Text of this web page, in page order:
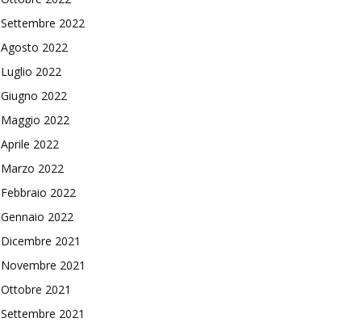
Settembre 2022
Agosto 2022
Luglio 2022
Giugno 2022
Maggio 2022
Aprile 2022
Marzo 2022
Febbraio 2022
Gennaio 2022
Dicembre 2021
Novembre 2021
Ottobre 2021
Settembre 2021